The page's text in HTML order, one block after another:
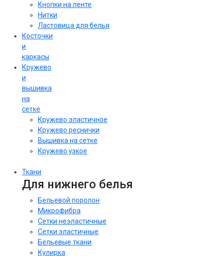
Кнопки на ленте
Нитки
Ластовица для белья
Косточки
и
каркасы
Кружево
и
вышивка
на
сетке
Кружево эластичное
Кружево реснички
Вышивка на сетке
Кружево узкое
Ткани
Для нижнего белья
Бельевой поролон
Микрофибра
Сетки неэластичные
Сетки эластичные
Бельевые ткани
Кулирка